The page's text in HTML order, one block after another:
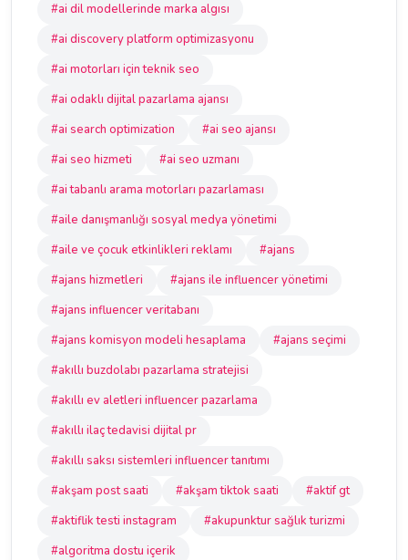
#ai dil modellerinde marka algısı
#ai discovery platform optimizasyonu
#ai motorları için teknik seo
#ai odaklı dijital pazarlama ajansı
#ai search optimization
#ai seo ajansı
#ai seo hizmeti
#ai seo uzmanı
#ai tabanlı arama motorları pazarlaması
#aile danışmanlığı sosyal medya yönetimi
#aile ve çocuk etkinlikleri reklamı
#ajans
#ajans hizmetleri
#ajans ile influencer yönetimi
#ajans influencer veritabanı
#ajans komisyon modeli hesaplama
#ajans seçimi
#akıllı buzdolabı pazarlama stratejisi
#akıllı ev aletleri influencer pazarlama
#akıllı ilaç tedavisi dijital pr
#akıllı saksı sistemleri influencer tanıtımı
#akşam post saati
#akşam tiktok saati
#aktif gt
#aktiflik testi instagram
#akupunktur sağlık turizmi
#algoritma dostu içerik